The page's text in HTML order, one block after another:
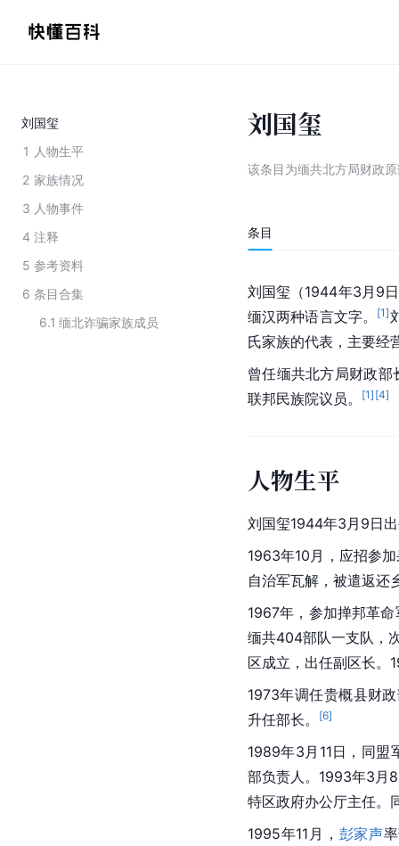
刘国玺
1 人物生平
2 家族情况
3 人物事件
4 注释
5 参考资料
6 条目合集
6.1 缅北诈骗家族成员
刘国玺
该条目为缅共北方局财政
条目
刘国玺（1944年3月9
缅汉两种语言文字。
[1]
氏家族的代表，主要经
曾任缅共北方局财政
联邦民族院议员。
[1] [4]
人物生平
刘国玺1944年3月9日
1963年10月，应招参
自治军瓦解，被遣返还
1967年，参加掸邦革
缅共404部队一支队，
区成立，出任副区长。
1973年调任贵概县财
升任部长。
[6]
1989年3月11日，同盟
部负责人。1993年3月
特区政府办公厅主任。
1995年11月， 彭家声